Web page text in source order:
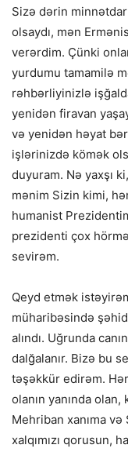
Sizə dərin
olsaydı, mən
verərdim. Çünki
yurdumu tamamilə
rəhbərliyinizlə
yenidən firavan
və yenidən həyat
işlərinizdə kömək
duyuram. Nə yaxşı
mənim Sizin kimi,
humanist
prezidenti çox
sevirəm.
Qeyd etmək
müharibəsində
alındı. Uğrunda
dalğalanır. Bizə bu
təşəkkür edirəm. Hər
olanın yanında
Mehriban xanıma və
xalqımızı qorusun,